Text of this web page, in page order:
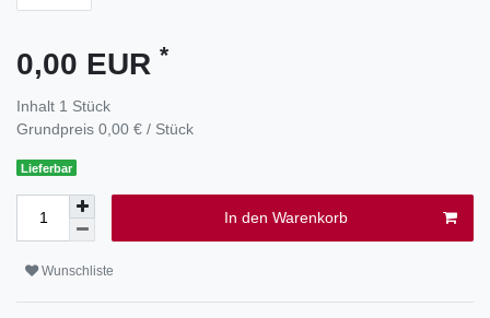
0,00 EUR *
Inhalt 1 Stück
Grundpreis 0,00 € / Stück
Lieferbar
In den Warenkorb
Wunschliste